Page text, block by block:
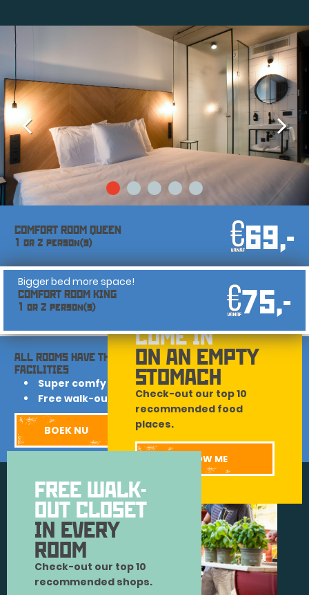
COMFORT ROOM QUEEN
1 or 2 person(s)
69,-
Bigger bed more space!
COMFORT ROOM KING
1 or 2 person(s)
75,-
ALL ROOMS HAVE THE FOLLOWING
FACILITIES
Super comfy bed
Free walk-out closet
BOEK NU MORE INFO
DON'T DARE TO
COME IN
ON AN EMPTY
STOMACH
Check-out our top 10
recommended food
places.
SHOW ME
FREE WALK-
OUT CLOSET
IN EVERY
ROOM
Check-out our top 10
recommended shops.